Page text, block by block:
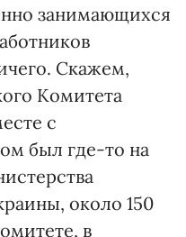
занимающихся
Скажем,
Комитета
с
был где-то на
около 150
в